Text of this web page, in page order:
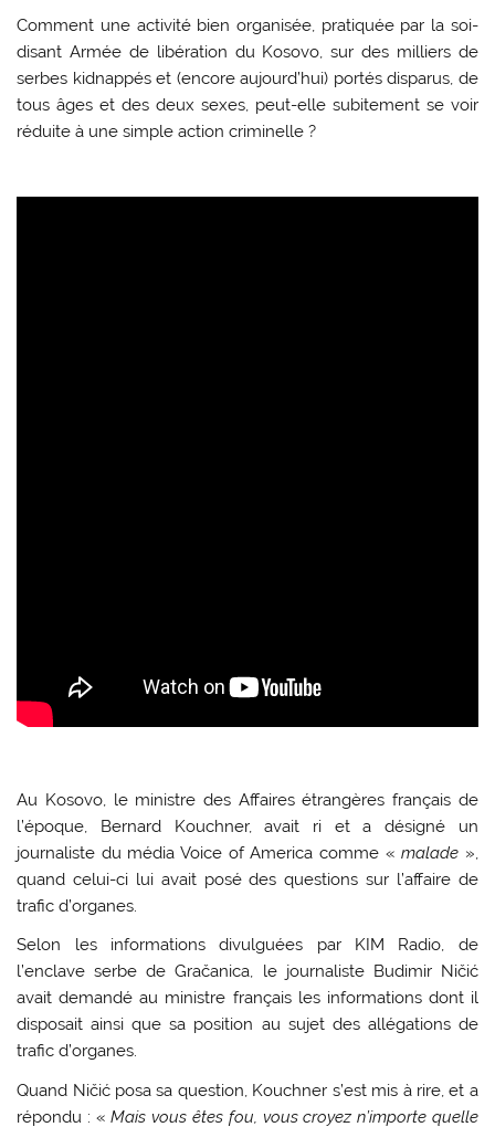
Comment une activité bien organisée, pratiquée par la soi-
disant Armée de libération du Kosovo, sur des milliers de
serbes kidnappés et (encore aujourd’hui) portés disparus, de
tous âges et des deux sexes, peut-elle subitement se voir
réduite à une simple action criminelle ?
Au Kosovo, le ministre des Affaires étrangères français de
l’époque, Bernard Kouchner, avait ri et a désigné un
journaliste du média Voice of America comme «malade »,
quand celui-ci lui avait posé des questions sur l’affaire de
trafic d’organes.
Selon les informations divulguées par KIM Radio, de
l’enclave serbe de Gračanica, le journaliste Budimir Ničić
avait demandé au ministre français les informations dont il
disposait ainsi que sa position au sujet des allégations de
trafic d’organes.
Quand Ničić posa sa question, Kouchner s’est mis à rire, et a
répondu : «Mais vous êtes fou, vous croyez n’importe quelle